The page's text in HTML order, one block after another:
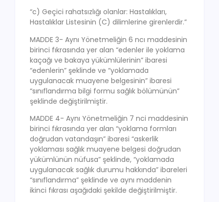
“c) Geçici rahatsızlığı olanlar: Hastalıkları,
Hastalıklar Listesinin (C) dilimlerine girenlerdir.”
MADDE 3- Aynı Yönetmeliğin 6 ncı maddesinin
birinci fıkrasında yer alan “edenler ile yoklama
kaçağı ve bakaya yükümlülerinin” ibaresi
“edenlerin” şeklinde ve “yoklamada
uygulanacak muayene belgesinin” ibaresi
“sınıflandırma bilgi formu sağlık bölümünün”
şeklinde değiştirilmiştir.
MADDE 4- Aynı Yönetmeliğin 7 nci maddesinin
birinci fıkrasında yer alan “yoklama formları
doğrudan vatandaşın” ibaresi “askerlik
yoklaması sağlık muayene belgesi doğrudan
yükümlünün nüfusa” şeklinde, “yoklamada
uygulanacak sağlık durumu hakkında” ibareleri
“sınıflandırma” şeklinde ve aynı maddenin
ikinci fıkrası aşağıdaki şekilde değiştirilmiştir.